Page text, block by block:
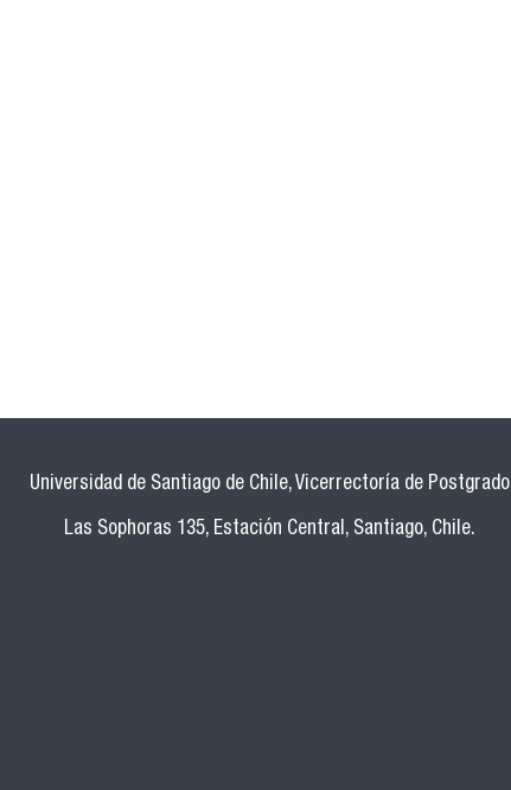
Universidad de Santiago de Chile, Vicerrectoría de Postgrado
Las Sophoras 135, Estación Central, Santiago, Chile.